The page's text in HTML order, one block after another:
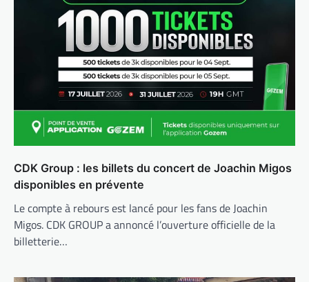
CDK Group : les billets du concert de Joachin Migos
disponibles en prévente
Le compte à rebours est lancé pour les fans de Joachin
Migos. CDK GROUP a annoncé l’ouverture officielle de la
billetterie…